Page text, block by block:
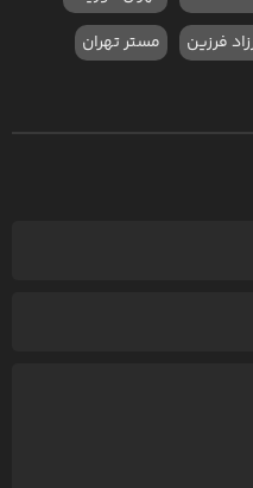
فرزین مستر تهران